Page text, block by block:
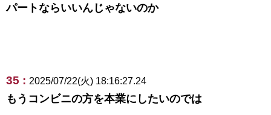
パートならいいんじゃないのか
35 : 2025/07/22(火) 18:16:27.24
もうコンビニの方を本業にしたいのでは